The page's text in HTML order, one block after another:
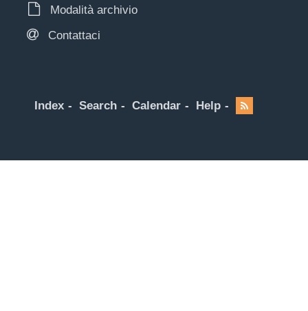
Modalità archivio
Contattaci
Index Search Calendar Help